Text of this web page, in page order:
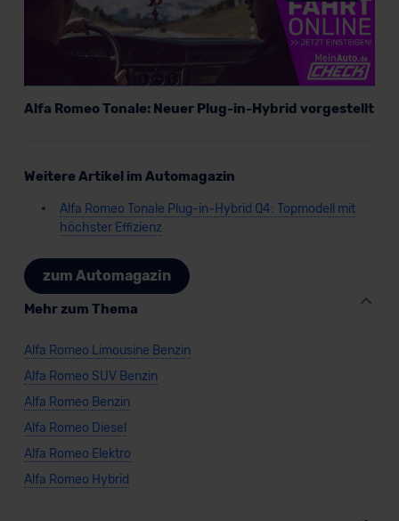
Alfa Romeo Tonale: Neuer Plug-in-Hybrid vorgestellt
Weitere Artikel im Automagazin
Alfa Romeo Tonale Plug-in-Hybrid Q4: Topmodell mit
höchster Effizienz
zum Automagazin
Mehr zum Thema
Alfa Romeo Limousine Benzin
Alfa Romeo SUV Benzin
Alfa Romeo Benzin
Alfa Romeo Diesel
Alfa Romeo Elektro
Alfa Romeo Hybrid